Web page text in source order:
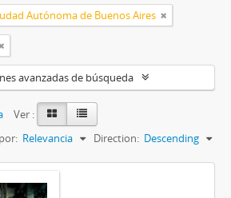
Autónoma de Buenos Aires
avanzadas de búsqueda
Ver :
Relevancia Direction: Descending